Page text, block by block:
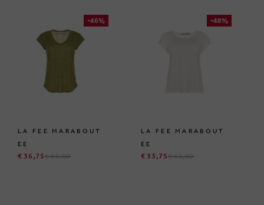
-46%
LA FEE MARABOUT
EE
€ 36,75€ 69,00
-48%
LA FEE MARABOUT
EE
€ 33,75€ 65,00